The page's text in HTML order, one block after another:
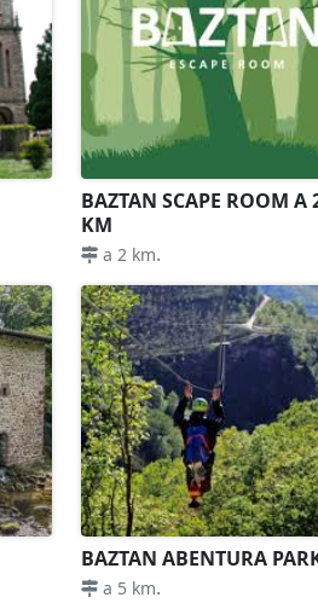
BAZTAN SCAPE ROOM A
KM
a 2 km.
BAZTAN ABENTURA
a 5 km.